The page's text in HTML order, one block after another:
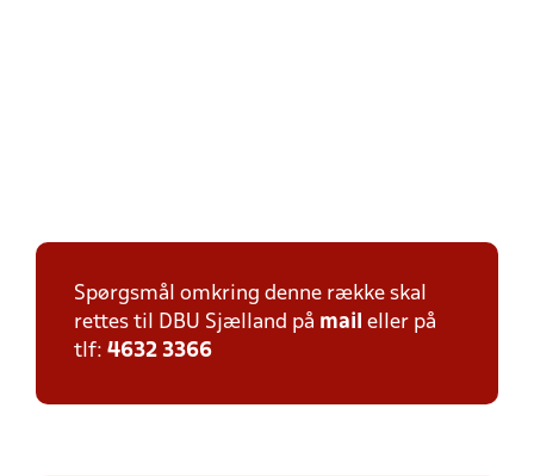
Spørgsmål omkring denne række skal
rettes til DBU Sjælland på mail eller på
tlf: 4632 3366